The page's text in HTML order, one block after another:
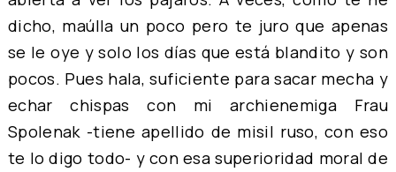
dicho, maúlla un poco pero te juro que apenas
se le oye y solo los días que está blandito y son
pocos. Pues hala, suficiente para sacar mecha y
echar chispas con mi archienemiga Frau
Spolenak -tiene apellido de misil ruso, con eso
te lo digo todo- y con esa superioridad moral de